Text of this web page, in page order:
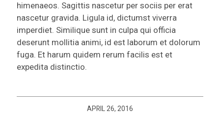
himenaeos. Sagittis nascetur per sociis per erat
nascetur gravida. Ligula id, dictumst viverra
imperdiet. Similique sunt in culpa qui officia
deserunt mollitia animi, id est laborum et dolorum
fuga. Et harum quidem rerum facilis est et
expedita distinctio.
APRIL 26, 2016